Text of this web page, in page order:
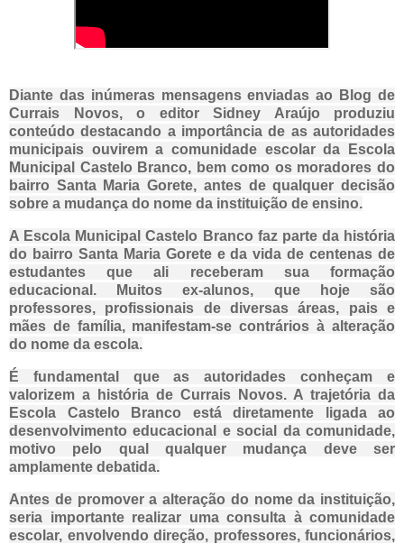
Diante das inúmeras mensagens enviadas ao Blog de
Currais Novos, o editor Sidney Araújo produziu
conteúdo destacando a importância de as autoridades
municipais ouvirem a comunidade escolar da Escola
Municipal Castelo Branco, bem como os moradores do
bairro Santa Maria Gorete, antes de qualquer decisão
sobre a mudança do nome da instituição de ensino.
A Escola Municipal Castelo Branco faz parte da história
do bairro Santa Maria Gorete e da vida de centenas de
estudantes que ali receberam sua formação
educacional. Muitos ex-alunos, que hoje são
professores, profissionais de diversas áreas, pais e
mães de família, manifestam-se contrários à alteração
do nome da escola.
É fundamental que as autoridades conheçam e
valorizem a história de Currais Novos. A trajetória da
Escola Castelo Branco está diretamente ligada ao
desenvolvimento educacional e social da comunidade,
motivo pelo qual qualquer mudança deve ser
amplamente debatida.
Antes de promover a alteração do nome da instituição,
seria importante realizar uma consulta à comunidade
escolar, envolvendo direção, professores, funcionários,